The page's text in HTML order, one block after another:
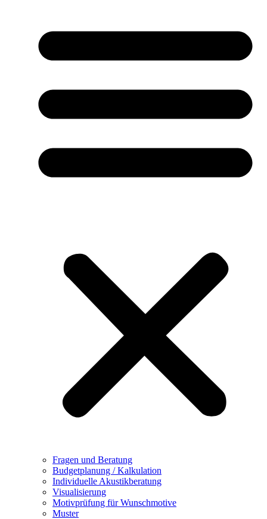
Fragen und Beratung
Budgetplanung / Kalkulation
Individuelle Akustikberatung
Visualisierung
Motivprüfung für Wunschmotive
Muster